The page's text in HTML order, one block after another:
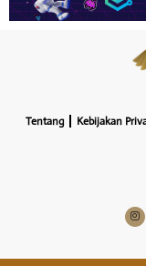
Tentang Kebijakan